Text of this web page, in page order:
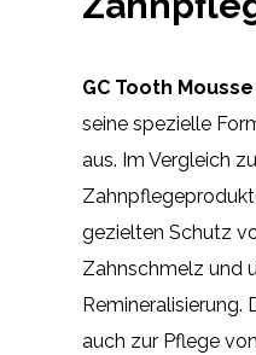
GC Tooth Mousse
seine spezielle
aus. Im Vergleich
gezielten Schutz
Zahnschmelz und
Remineralisierung.
auch zur Pflege